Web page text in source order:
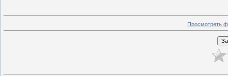
Просмотреть